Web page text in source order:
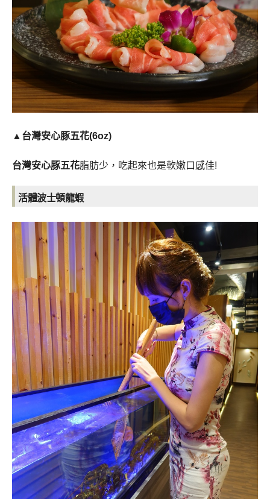
▲台灣安心豚五花(6oz)
台灣安心豚五花脂肪少，吃起來也是軟嫩口感佳!
活體波士頓龍蝦